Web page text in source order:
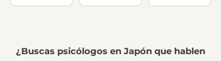
¿Buscas psicólogos en Japón que hablen